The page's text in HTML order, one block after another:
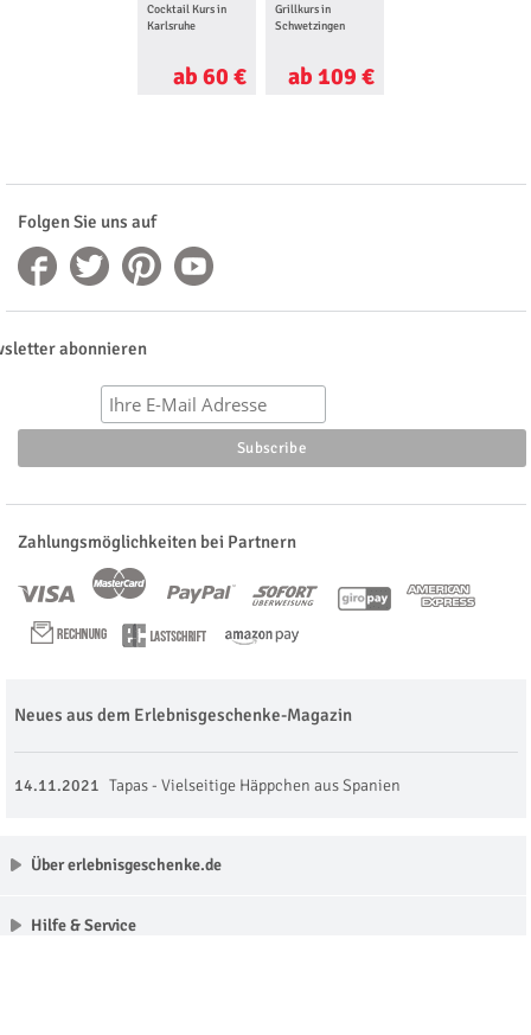
Cocktail Kurs in
Karlsruhe
ab 60 €
Grillkurs in
Schwetzingen
ab 109 €
Folgen Sie uns auf
abonnieren
Zahlungsmöglichkeiten bei Partnern
Neues aus dem Erlebnisgeschenke-Magazin
14.11.2021 Tapas - Vielseitige Häppchen aus Spanien
Über erlebnisgeschenke.de
Hilfe & Service